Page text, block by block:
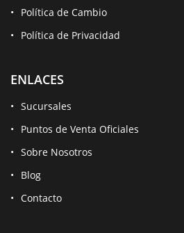
Política de Cambio
Política de Privacidad
ENLACES
Sucursales
Puntos de Venta Oficiales
Sobre Nosotros
Blog
Contacto